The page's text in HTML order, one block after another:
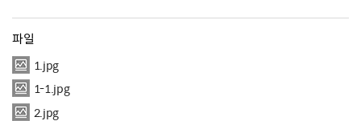
파일
1.jpg
1-1.jpg
2.jpg